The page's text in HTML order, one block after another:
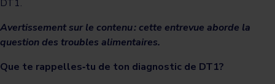
DT1.
Avertissement sur le contenu : cette entrevue aborde la
question des troubles alimentaires.
Que te rappelles‑tu de ton diagnostic de DT1?